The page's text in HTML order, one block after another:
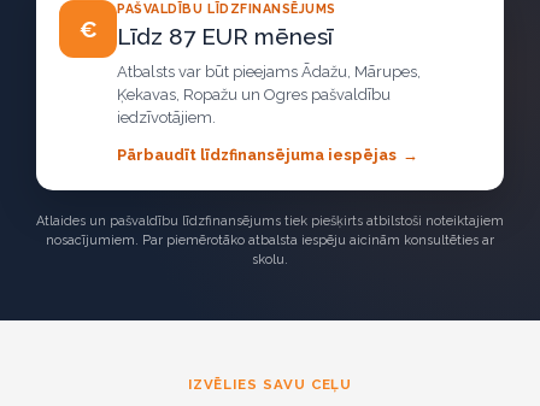
€
PAŠVALDĪBU LĪDZFINANSĒJUMS
Līdz 87 EUR mēnesī
Atbalsts var būt pieejams Ādažu, Mārupes,
Ķekavas, Ropažu un Ogres pašvaldību
iedzīvotājiem.
Pārbaudīt līdzfinansējuma iespējas
Atlaides un pašvaldību līdzfinansējums tiek piešķirts atbilstoši noteiktajiem
nosacījumiem. Par piemērotāko atbalsta iespēju aicinām konsultēties ar
skolu.
IZVĒLIES SAVU CEĻU